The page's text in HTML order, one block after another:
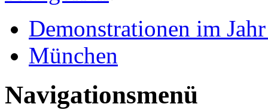
Demonstrationen im
München
Navigationsmenü